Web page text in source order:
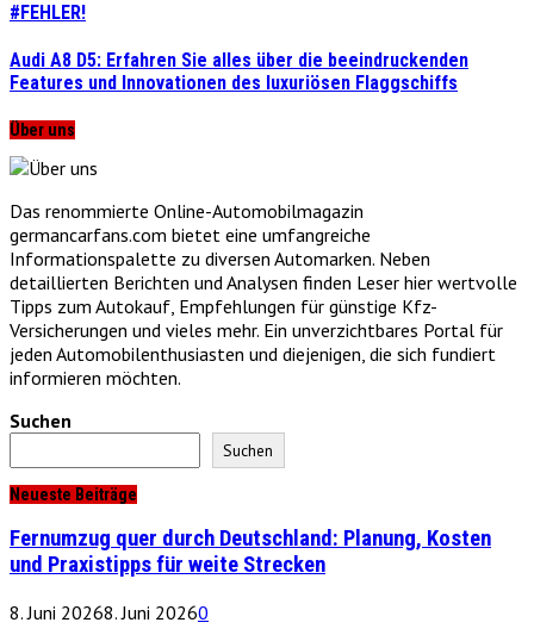
#FEHLER!
Audi A8 D5: Erfahren Sie alles über die beeindruckenden
Features und Innovationen des luxuriösen Flaggschiffs
Über uns
Das renommierte Online-Automobilmagazin
germancarfans.com bietet eine umfangreiche
Informationspalette zu diversen Automarken. Neben
detaillierten Berichten und Analysen finden Leser hier wertvolle
Tipps zum Autokauf, Empfehlungen für günstige Kfz-
Versicherungen und vieles mehr. Ein unverzichtbares Portal für
jeden Automobilenthusiasten und diejenigen, die sich fundiert
informieren möchten.
Suchen
Suchen
Neueste Beiträge
Fernumzug quer durch Deutschland: Planung, Kosten
und Praxistipps für weite Strecken
8. Juni 20268. Juni 20260